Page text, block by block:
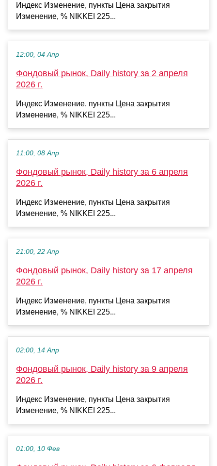
Индекс Изменение, пункты Цена закрытия
Изменение, % NIKKEI 225...
12:00, 04 Апр
Фондовый рынок, Daily history за 2 апреля
2026 г.
Индекс Изменение, пункты Цена закрытия
Изменение, % NIKKEI 225...
11:00, 08 Апр
Фондовый рынок, Daily history за 6 апреля
2026 г.
Индекс Изменение, пункты Цена закрытия
Изменение, % NIKKEI 225...
21:00, 22 Апр
Фондовый рынок, Daily history за 17 апреля
2026 г.
Индекс Изменение, пункты Цена закрытия
Изменение, % NIKKEI 225...
02:00, 14 Апр
Фондовый рынок, Daily history за 9 апреля
2026 г.
Индекс Изменение, пункты Цена закрытия
Изменение, % NIKKEI 225...
01:00, 10 Фев